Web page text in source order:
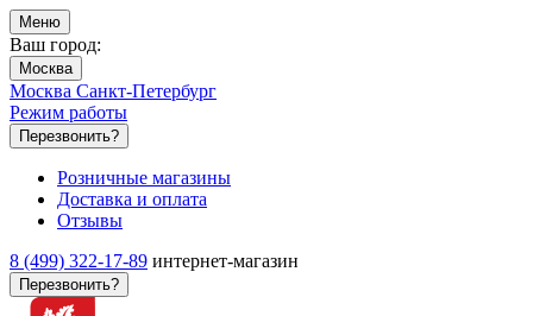
Меню
Ваш город:
Москва
Москва Санкт-Петербург
Режим работы
Перезвонить?
Розничные магазины
Доставка и оплата
Отзывы
8 (499) 322-17-89 интернет-магазин
Перезвонить?